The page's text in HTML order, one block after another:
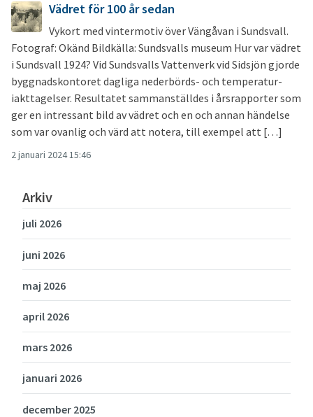
Vädret för 100 år sedan
Vykort med vintermotiv över Vängåvan i Sundsvall.
Fotograf: Okänd Bildkälla: Sundsvalls museum Hur var vädret
i Sundsvall 1924? Vid Sundsvalls Vattenverk vid Sidsjön gjorde
byggnadskontoret dagliga nederbörds- och temperatur-
iakttagelser. Resultatet sammanställdes i årsrapporter som
ger en intressant bild av vädret och en och annan händelse
som var ovanlig och värd att notera, till exempel att […]
2 januari 2024 15:46
Arkiv
juli 2026
juni 2026
maj 2026
april 2026
mars 2026
januari 2026
december 2025